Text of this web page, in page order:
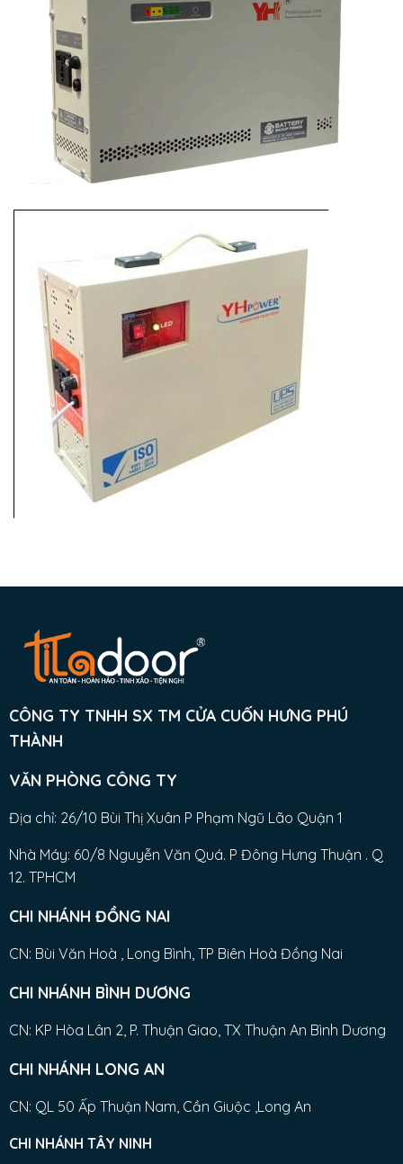
CÔNG TY TNHH SX TM CỬA CUỐN HƯNG PHÚ
THÀNH
VĂN PHÒNG CÔNG TY
Địa chỉ: 26/10 Bùi Thị Xuân P Phạm Ngũ Lão Quận 1
Nhà Máy: 60/8 Nguyễn Văn Quá. P Đông Hưng Thuận . Q
12. TPHCM
CHI NHÁNH ĐỒNG NAI
CN: Bùi Văn Hoà , Long Bình, TP Biên Hoà Đồng Nai
CHI NHÁNH BÌNH DƯƠNG
CN: KP Hòa Lân 2, P. Thuận Giao, TX Thuận An Bình Dương
CHI NHÁNH LONG AN
CN: QL 50 Ấp Thuận Nam, Cần Giuộc ,Long An
CHI NHÁNH TÂY NINH